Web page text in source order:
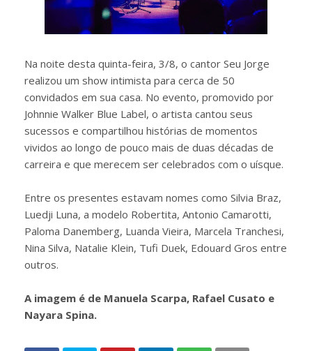
Na noite desta quinta-feira, 3/8, o cantor Seu Jorge
realizou um show intimista para cerca de 50
convidados em sua casa. No evento, promovido por
Johnnie Walker Blue Label, o artista cantou seus
sucessos e compartilhou histórias de momentos
vividos ao longo de pouco mais de duas décadas de
carreira e que merecem ser celebrados com o uísque.
Entre os presentes estavam nomes como Silvia Braz,
Luedji Luna, a modelo Robertita, Antonio Camarotti,
Paloma Danemberg, Luanda Vieira, Marcela Tranchesi,
Nina Silva, Natalie Klein, Tufi Duek, Edouard Gros entre
outros.
A imagem é de Manuela Scarpa, Rafael Cusato e
Nayara Spina.